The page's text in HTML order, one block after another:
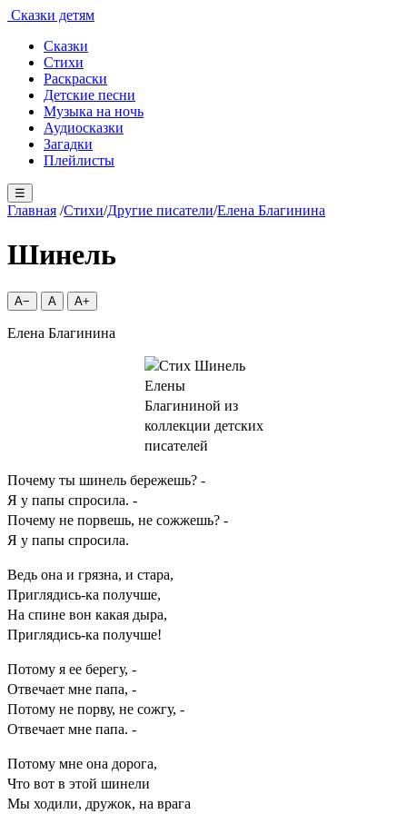
Сказки детям
Сказки
Стихи
Раскраски
Детские песни
Музыка на ночь
Аудиосказки
Загадки
Плейлисты
☰
Главная /Стихи/Другие писатели/Елена Благинина
Шинель
A− A A+
Елена Благинина
Почему ты шинель бережешь? -
Я у папы спросила. -
Почему не порвешь, не сожжешь? -
Я у папы спросила.
Ведь она и грязна, и стара,
Приглядись-ка получше,
На спине вон какая дыра,
Приглядись-ка получше!
Потому я ее берегу, -
Отвечает мне папа, -
Потому не порву, не сожгу, -
Отвечает мне папа. -
Потому мне она дорога,
Что вот в этой шинели
Мы ходили, дружок, на врага